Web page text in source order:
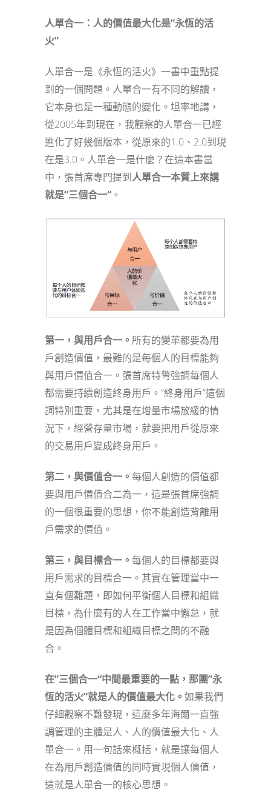
人單合一：人的價值最大化是”永恆的活
火”
人單合一是《永恆的活火》一書中重點提
到的一個問題。人單合一有不同的解讀，
它本身也是一種動態的變化。坦率地講，
從2005年到現在，我觀察的人單合一已經
進化了好幾個版本，從原來的1.0、2.0到現
在是3.0。人單合一是什麼？在這本書當
中，張首席專門提到人單合一本質上來講
就是“三個合一“ 。
第一 ， 與用戶合一 。 所有的變革都要為用
戶創造價值，最難的是每個人的目標能夠
與用戶價值合一。張首席特彆強調每個人
都需要持續創造終身用戶。”終身用戶”這個
詞特別重要，尤其是在增量市場放緩的情
況下，經營存量市場，就要把用戶從原來
的交易用戶變成終身用戶。
第二 ， 與價值合一 。 每個人創造的價值都
要與用戶價值合二為一，這是張首席強調
的一個很重要的思想，你不能創造背離用
戶需求的價值。
第三 ， 與目標合一 。 每個人的目標都要與
用戶需求的目標合一。其實在管理當中一
直有個難題，即如何平衡個人目標和組織
目標，為什麼有的人在工作當中懈怠，就
是因為個體目標和組織目標之間的不融
合。
在”三個合一“中間最重要的一點 ， 那團”永
恆的活火”就是人的價值最大化 。 如果我們
仔細觀察不難發現，這麼多年海爾一直強
調管理的主體是人、人的價值最大化、人
單合一。用一句話來概括，就是讓每個人
在為用戶創造價值的同時實現個人價值，
這就是人單合一的核心思想。